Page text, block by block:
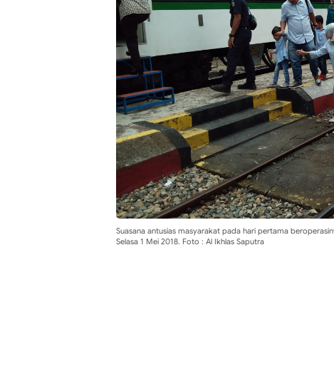
Suasana antusias masyarakat pada hari pertama
Selasa 1 Mei 2018. Foto : Al Ikhlas Saputra